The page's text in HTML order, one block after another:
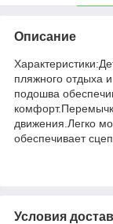
Описание
пляжного отдыха
подошва
движения.Легко
обеспечивает
Условия